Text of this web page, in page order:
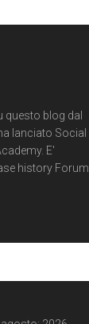
questo blog dal
lanciato Social
E'
history Forum.